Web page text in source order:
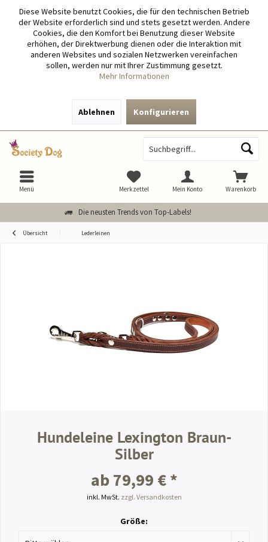
Diese Website benutzt Cookies, die für den technischen Betrieb
der Website erforderlich sind und stets gesetzt werden. Andere
Cookies, die den Komfort bei Benutzung dieser Website
erhöhen, der Direktwerbung dienen oder die Interaktion mit
anderen Websites und sozialen Netzwerken vereinfachen
sollen, werden nur mit Ihrer Zustimmung gesetzt.
Mehr Informationen
Ablehnen Konfigurieren
Die neusten Trends von Top-Labels!
Warenkorb
Merkzettel Mein Konto
Menü
Übersicht Lederleinen
Hundeleine Lexington Braun-
Silber
ab 79,99 € *
inkl. MwSt. zzgl. Versandkosten
Größe: